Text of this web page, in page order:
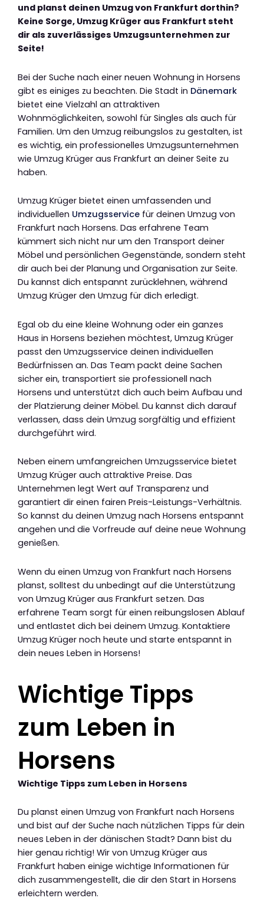
und planst deinen Umzug von Frankfurt dorthin?
Keine Sorge, Umzug Krüger aus Frankfurt steht
dir als zuverlässiges Umzugsunternehmen zur
Seite!
Bei der Suche nach einer neuen Wohnung in Horsens
gibt es einiges zu beachten. Die Stadt in Dänemark
bietet eine Vielzahl an attraktiven
Wohnmöglichkeiten, sowohl für Singles als auch für
Familien. Um den Umzug reibungslos zu gestalten, ist
es wichtig, ein professionelles Umzugsunternehmen
wie Umzug Krüger aus Frankfurt an deiner Seite zu
haben.
Umzug Krüger bietet einen umfassenden und
individuellen Umzugsservice für deinen Umzug von
Frankfurt nach Horsens. Das erfahrene Team
kümmert sich nicht nur um den Transport deiner
Möbel und persönlichen Gegenstände, sondern steht
dir auch bei der Planung und Organisation zur Seite.
Du kannst dich entspannt zurücklehnen, während
Umzug Krüger den Umzug für dich erledigt.
Egal ob du eine kleine Wohnung oder ein ganzes
Haus in Horsens beziehen möchtest, Umzug Krüger
passt den Umzugsservice deinen individuellen
Bedürfnissen an. Das Team packt deine Sachen
sicher ein, transportiert sie professionell nach
Horsens und unterstützt dich auch beim Aufbau und
der Platzierung deiner Möbel. Du kannst dich darauf
verlassen, dass dein Umzug sorgfältig und effizient
durchgeführt wird.
Neben einem umfangreichen Umzugsservice bietet
Umzug Krüger auch attraktive Preise. Das
Unternehmen legt Wert auf Transparenz und
garantiert dir einen fairen Preis-Leistungs-Verhältnis.
So kannst du deinen Umzug nach Horsens entspannt
angehen und die Vorfreude auf deine neue Wohnung
genießen.
Wenn du einen Umzug von Frankfurt nach Horsens
planst, solltest du unbedingt auf die Unterstützung
von Umzug Krüger aus Frankfurt setzen. Das
erfahrene Team sorgt für einen reibungslosen Ablauf
und entlastet dich bei deinem Umzug. Kontaktiere
Umzug Krüger noch heute und starte entspannt in
dein neues Leben in Horsens!
Wichtige Tipps
zum Leben in
Horsens
Wichtige Tipps zum Leben in Horsens
Du planst einen Umzug von Frankfurt nach Horsens
und bist auf der Suche nach nützlichen Tipps für dein
neues Leben in der dänischen Stadt? Dann bist du
hier genau richtig! Wir von Umzug Krüger aus
Frankfurt haben einige wichtige Informationen für
dich zusammengestellt, die dir den Start in Horsens
erleichtern werden.